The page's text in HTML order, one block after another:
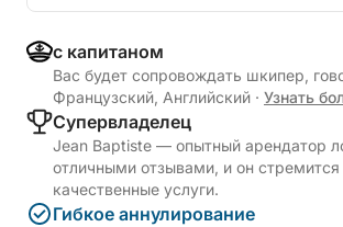
с капитаном
Вас будет сопровождать шкипер,
Французский, Английский · Узнать
Cупервладелец
Jean Baptiste — опытный арендатор
отличными отзывами, и он стремится
качественные услуги.
Гибкое аннулирование